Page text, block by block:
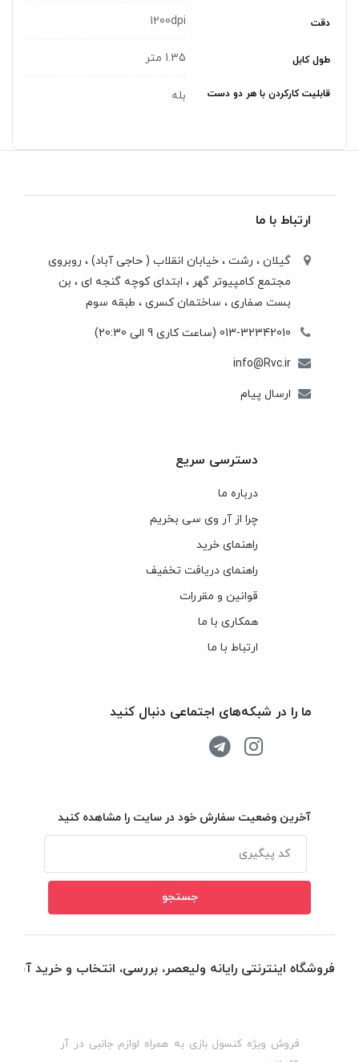
دقت 1200dpi
طول کابل 1.35 متر
قابلیت کارکردن با هر دو دست بله
ارتباط با ما
گیلان ، رشت ، خيابان انقلاب ( حاجی آباد) ، روبروی
مجتمع كامپيوتر گهر ، ابتدای كوچه گنجه ای ، بن
بست صفاری ، ساختمان كسری ، طبقه سوم
013-32342010 (ساعت کاری 9 الی 20:30)
info@Rvc.ir
ارسال پیام
دسترسی سریع
درباره ما
چرا از آر وی سی بخریم
راهنمای خرید
راهنمای دریافت تخفیف
قوانین و مقررات
همکاری با ما
ارتباط با ما
ما را در شبکه‌های اجتماعی دنبال کنید
آخرین وضعیت سفارش خود در سایت را مشاهده کنید
فروشگاه اینترنتی رایانه ولیعصر، بررسی، انتخاب و خرید
فروش ویژه کنسول بازی به همراه لوازم جانبی در آر